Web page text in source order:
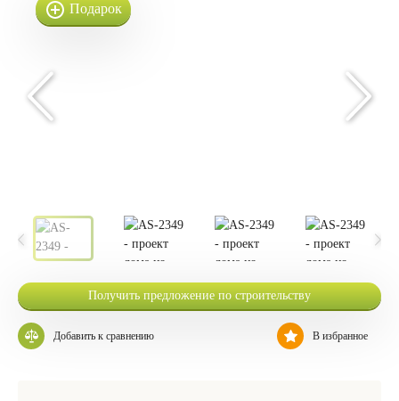
Подарок
Получить предложение по строительству
Добавить к сравнению В избранное